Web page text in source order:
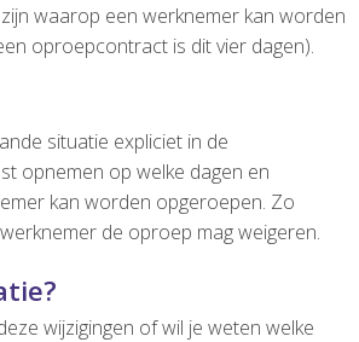
waarop een werknemer kan worden
oproepcontract is dit vier dagen).
situatie expliciet in de
opnemen op welke dagen en
kan worden opgeroepen. Zo
de oproep mag weigeren.
wijzigingen of wil je weten welke